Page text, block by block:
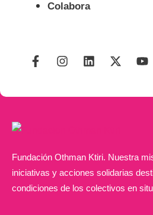
Fundación Othman Ktiri. Nuestra
iniciativas y acciones solidarias
condiciones de los colectivos en
Colabora